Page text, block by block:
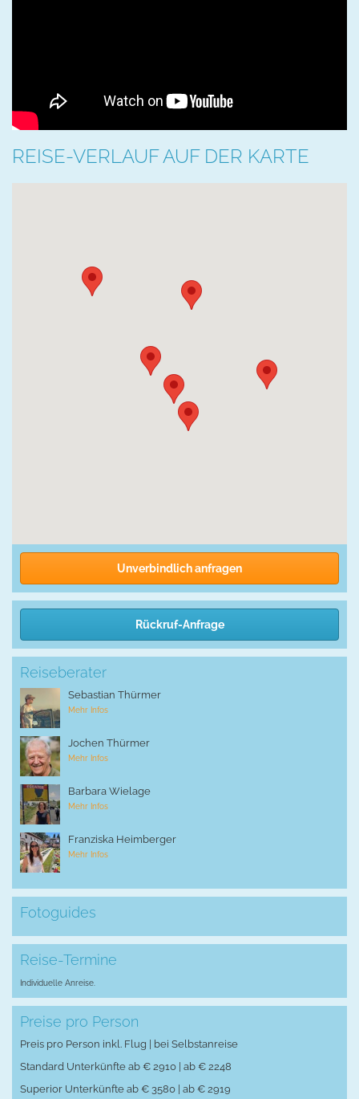
REISE-VERLAUF AUF DER KARTE
Unverbindlich anfragen
Rückruf-Anfrage
Reiseberater
Sebastian Thürmer
Mehr Infos
Jochen Thürmer
Mehr Infos
Barbara Wielage
Mehr Infos
Franziska Heimberger
Mehr Infos
Fotoguides
Reise-Termine
Individuelle Anreise.
Preise pro Person
Preis pro Person inkl. Flug | bei Selbstanreise
Standard Unterkünfte ab € 2910 | ab € 2248
Superior Unterkünfte ab € 3580 | ab € 2919